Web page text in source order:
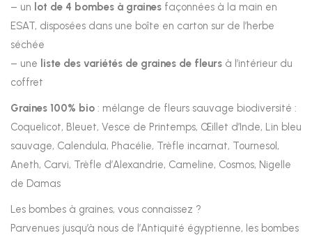
– un lot de 4 bombes à graines façonnées à la main en
ESAT, disposées dans une boîte en carton sur de l’herbe
séchée
– une liste des variétés de graines de fleurs à l’intérieur du
coffret
Graines 100% bio : mélange de fleurs sauvage biodiversité :
Coquelicot, Bleuet, Vesce de Printemps, Œillet d’Inde, Lin bleu
sauvage, Calendula, Phacélie, Trèfle incarnat, Tournesol,
Aneth, Carvi, Trèfle d’Alexandrie, Cameline, Cosmos, Nigelle
de Damas
Les bombes à graines, vous connaissez ?
Parvenues jusqu’à nous de l’Antiquité égyptienne, les bombes